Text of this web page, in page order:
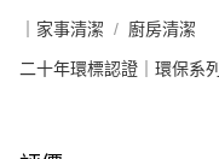
｜家事清潔 廚房清潔
二十年環標認證｜環保系列